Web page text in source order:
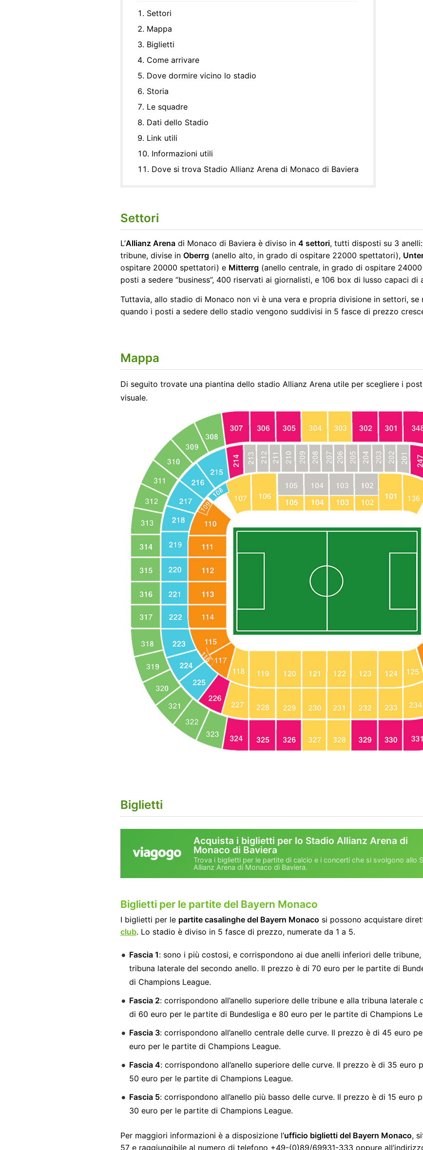
Settori
Mappa
Biglietti
Come arrivare
Dove dormire vicino lo stadio
Storia
Le squadre
Dati dello Stadio
Link utili
Informazioni utili
Dove si trova Stadio Allianz Arena di Monaco di Baviera
Settori
L’Allianz Arena di Monaco di Baviera è diviso in 4 settori, tutti disposti su 3
tribune, divise in Oberrg (anello alto, in grado di ospitare 22000 spettatori),
ospitare 20000 spettatori) e Mitterrg (anello centrale, in grado di ospitare
posti a sedere “business”, 400 riservati ai giornalisti, e 106 box di lusso capaci di
Tuttavia, allo stadio di Monaco non vi è una vera e propria divisione in settori, se
quando i posti a sedere dello stadio vengono suddivisi in 5 fasce di prezzo
Mappa
Di seguito trovate una piantina dello stadio Allianz Arena utile per scegliere i
visuale.
Biglietti
Acquista i biglietti per lo Stadio Allianz Arena di
Monaco di Baviera
Trova i biglietti per le partite di calcio e i concerti che si svolgono allo
Allianz Arena di Monaco di Baviera.
Biglietti per le partite del Bayern Monaco
I biglietti per le partite casalinghe del Bayern Monaco si possono acquistare
club. Lo stadio è diviso in 5 fasce di prezzo, numerate da 1 a 5.
Fascia 1: sono i più costosi, e corrispondono ai due anelli inferiori delle
tribuna laterale del secondo anello. Il prezzo è di 70 euro per le partite di
di Champions League.
Fascia 2: corrispondono all’anello superiore delle tribune e alla tribuna laterale
di 60 euro per le partite di Bundesliga e 80 euro per le partite di Champions
Fascia 3: corrispondono all’anello centrale delle curve. Il prezzo è di 45 euro
euro per le partite di Champions League.
Fascia 4: corrispondono all’anello superiore delle curve. Il prezzo è di 35 euro
50 euro per le partite di Champions League.
Fascia 5: corrispondono all’anello più basso delle curve. Il prezzo è di 15 euro
30 euro per le partite di Champions League.
Per maggiori informazioni è a disposizione l’ufficio biglietti del Bayern Monaco,
57 e raggiungibile al numero di telefono +49-(0)89/69931-333 oppure